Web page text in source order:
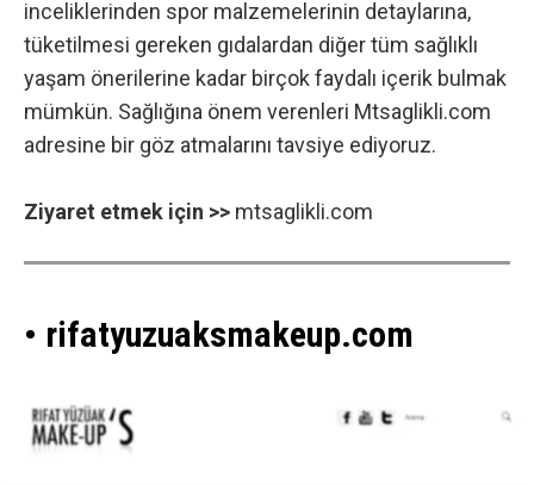
inceliklerinden spor malzemelerinin detaylarına,
tüketilmesi gereken gıdalardan diğer tüm sağlıklı
yaşam önerilerine kadar birçok faydalı içerik bulmak
mümkün. Sağlığına önem verenleri Mtsaglikli.com
adresine bir göz atmalarını tavsiye ediyoruz.
Ziyaret etmek için >> mtsaglikli.com
• rifatyuzuaksmakeup.com